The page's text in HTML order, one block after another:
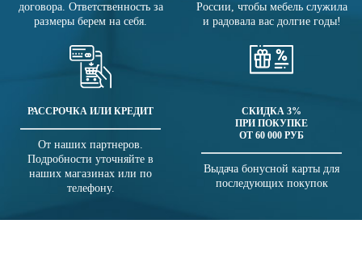
договора. Ответственность за
размеры берем на себя.
России, чтобы мебель служила
и радовала вас долгие годы!
РАССРОЧКА ИЛИ КРЕДИТ
От наших партнеров.
Подробности уточняйте в
наших магазинах или по
телефону.
СКИДКА 3%
ПРИ ПОКУПКЕ
ОТ 60 000 РУБ
Выдача бонусной карты для
последующих покупок